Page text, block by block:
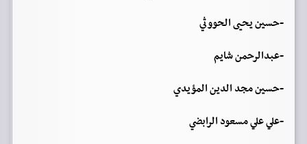
-حسين يحيى الحووثي
-عبدالرحمن شايم
-حسين مجد الدين المؤيدي
-علي علي مسعود الرابضي